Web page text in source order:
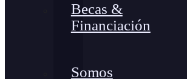
Becas &
Financiación
Somos